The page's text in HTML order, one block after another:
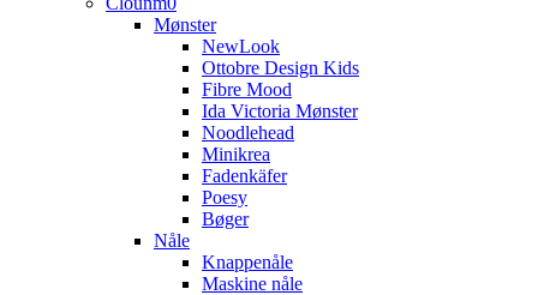
Mønster
NewLook
Ottobre Design Kids
Fibre Mood
Ida Victoria Mønster
Noodlehead
Minikrea
Fadenkäfer
Poesy
Bøger
Nåle
Knappenåle
Maskine nåle